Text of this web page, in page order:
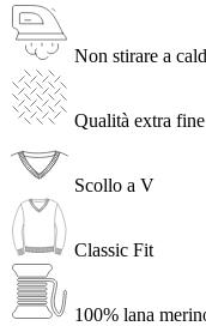
Non stirare a
Qualità extra fine
Scollo a V
Classic Fit
100% lana